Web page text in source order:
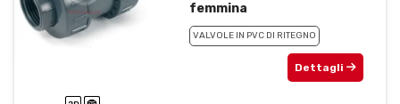
femmina
VALVOLE IN PVC DI RITEGNO
Dettagli